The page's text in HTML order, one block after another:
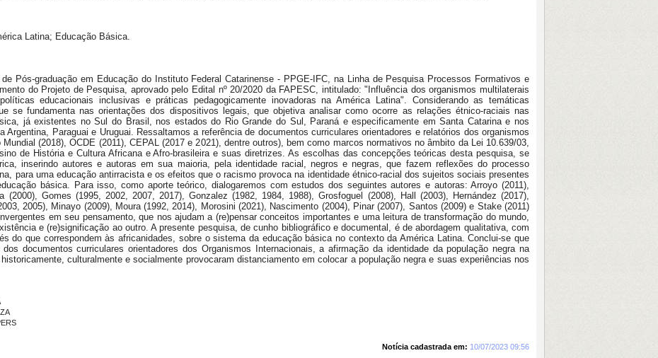
Latina; Educação Básica.
Pós-graduação em Educação do Instituto Federal Catarinense - PPGE-IFC, na Linha de Pesquisa Processos Formativos e
do Projeto de Pesquisa, aprovado pelo Edital nº 20/2020 da FAPESC, intitulado: "Influência dos organismos multilaterais
educacionais inclusivas e práticas pedagogicamente inovadoras na América Latina". Considerando as temáticas
se fundamenta nas orientações dos dispositivos legais, que objetiva analisar como ocorre as relações étnico-raciais nas
já existentes no Sul do Brasil, nos estados do Rio Grande do Sul, Paraná e especificamente em Santa Catarina e nos
Argentina, Paraguai e Uruguai. Ressaltamos a referência de documentos curriculares orientadores e relatórios dos organismos
(2018), OCDE (2011), CEPAL (2017 e 2021), dentre outros), bem como marcos normativos no âmbito da Lei 10.639/03,
de História e Cultura Africana e Afro-brasileira e suas diretrizes. As escolhas das concepções teóricas desta pesquisa, se
inserindo autores e autoras em sua maioria, pela identidade racial, negros e negras, que fazem reflexões do processo
para uma educação antirracista e os efeitos que o racismo provoca na identidade étnico-racial dos sujeitos sociais presentes
básica. Para isso, como aporte teórico, dialogaremos com estudos dos seguintes autores e autoras: Arroyo (2011),
(2000), Gomes (1995, 2002, 2007, 2017), Gonzalez (1982, 1984, 1988), Grosfoguel (2008), Hall (2003), Hernández (2017),
2005), Minayo (2009), Moura (1992, 2014), Morosini (2021), Nascimento (2004), Pinar (2007), Santos (2009) e Stake (2011)
em seu pensamento, que nos ajudam a (re)pensar conceitos importantes e uma leitura de transformação do mundo,
e (re)significação ao outro. A presente pesquisa, de cunho bibliográfico e documental, é de abordagem qualitativa, com
do que correspondem às africanidades, sobre o sistema da educação básica no contexto da América Latina. Conclui-se que
documentos curriculares orientadores dos Organismos Internacionais, a afirmação da identidade da população negra na
culturalmente e socialmente provocaram distanciamento em colocar a população negra e suas experiências nos
Notícia cadastrada em: 10/07/2023 09:56